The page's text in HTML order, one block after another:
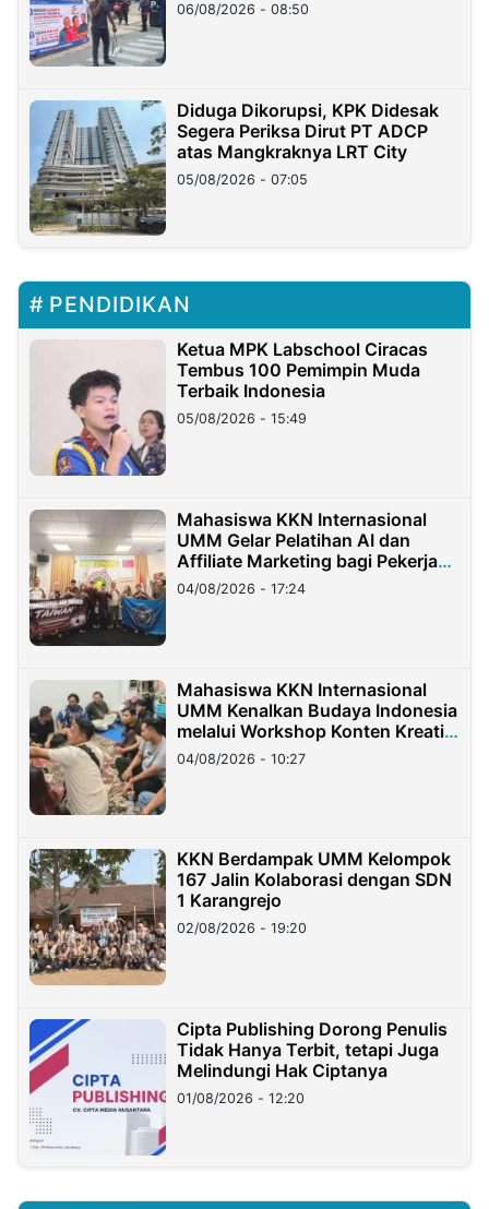
06/08/2026 - 08:50
Diduga Dikorupsi, KPK Didesak
Segera Periksa Dirut PT ADCP
atas Mangkraknya LRT City
05/08/2026 - 07:05
PENDIDIKAN
Ketua MPK Labschool Ciracas
Tembus 100 Pemimpin Muda
Terbaik Indonesia
05/08/2026 - 15:49
Mahasiswa KKN Internasional
UMM Gelar Pelatihan AI dan
Affiliate Marketing bagi Pekerja
Migran Indonesia di Taiwan
04/08/2026 - 17:24
Mahasiswa KKN Internasional
UMM Kenalkan Budaya Indonesia
melalui Workshop Konten Kreatif
di Taiwan
04/08/2026 - 10:27
KKN Berdampak UMM Kelompok
167 Jalin Kolaborasi dengan SDN
1 Karangrejo
02/08/2026 - 19:20
Cipta Publishing Dorong Penulis
Tidak Hanya Terbit, tetapi Juga
Melindungi Hak Ciptanya
01/08/2026 - 12:20